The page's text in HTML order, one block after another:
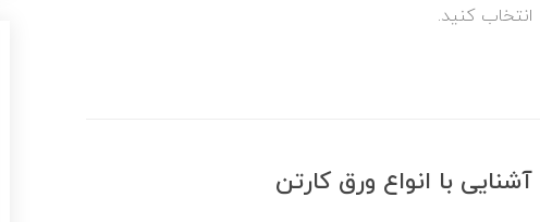
انتخاب کنید.
آشنایی با انواع ورق کارتن